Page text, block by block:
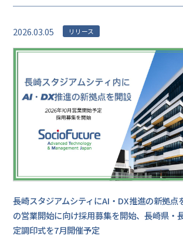
2026.03.05 リリース
長崎スタジアムシティにAI・DX推進の新拠点
の営業開始に向け採用募集を開始、長崎県・
定調印式を7月開催予定